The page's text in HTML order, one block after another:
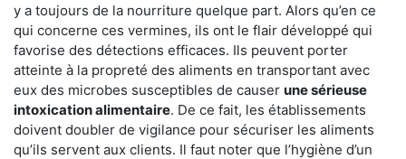
y a toujours de la nourriture quelque part. Alors qu’en ce
qui concerne ces vermines, ils ont le flair développé qui
favorise des détections efficaces. Ils peuvent porter
atteinte à la propreté des aliments en transportant avec
eux des microbes susceptibles de causer une sérieuse
intoxication alimentaire. De ce fait, les établissements
doivent doubler de vigilance pour sécuriser les aliments
qu’ils servent aux clients. Il faut noter que l’hygiène d’un